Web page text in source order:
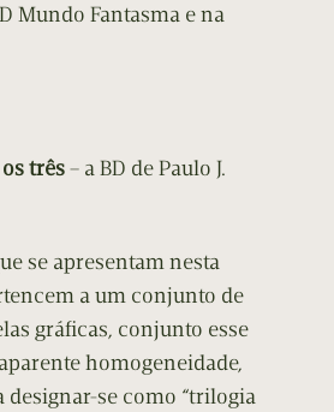
Mundo Fantasma e na
três– a BD de Paulo J.
se apresentam nesta
a um conjunto de
gráficas, conjunto esse
homogeneidade,
designar-se como “trilogia